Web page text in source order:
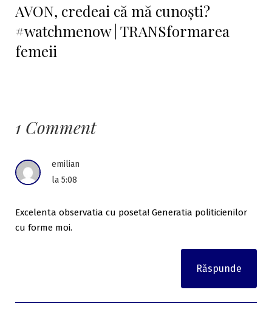
post:
AVON, credeai că mă cunoști?
#watchmenow | TRANSformarea
femeii
1 Comment
emilian
la 5:08
Excelenta observatia cu poseta! Generatia politicienilor
cu forme moi.
Răspunde